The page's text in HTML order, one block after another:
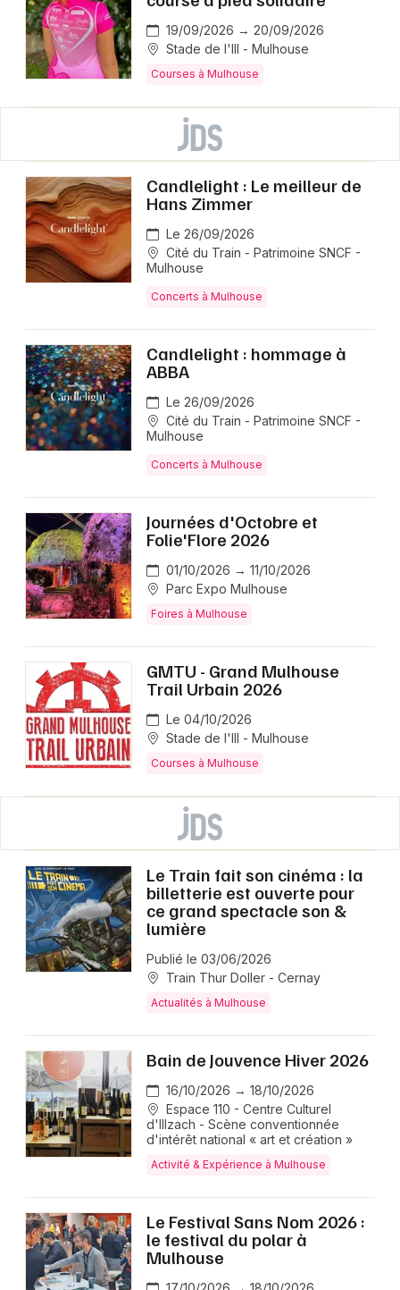
19/09/2026 → 20/09/2026
Stade de l'Ill - Mulhouse
Courses à Mulhouse
Candlelight : Le meilleur de
Hans Zimmer
Le 26/09/2026
Cité du Train - Patrimoine SNCF -
Mulhouse
Concerts à Mulhouse
Candlelight : hommage à
ABBA
Le 26/09/2026
Cité du Train - Patrimoine SNCF -
Mulhouse
Concerts à Mulhouse
Journées d'Octobre et
Folie'Flore 2026
01/10/2026 → 11/10/2026
Parc Expo Mulhouse
Foires à Mulhouse
GMTU - Grand Mulhouse
Trail Urbain 2026
Le 04/10/2026
Stade de l'Ill - Mulhouse
Courses à Mulhouse
Le Train fait son cinéma : la
billetterie est ouverte pour
ce grand spectacle son &
lumière
Publié le 03/06/2026
Train Thur Doller - Cernay
Actualités à Mulhouse
Bain de Jouvence Hiver 2026
16/10/2026 → 18/10/2026
Espace 110 - Centre Culturel
d'Illzach - Scène conventionnée
d'intérêt national « art et création »
Activité & Expérience à Mulhouse
Le Festival Sans Nom 2026 :
le festival du polar à
Mulhouse